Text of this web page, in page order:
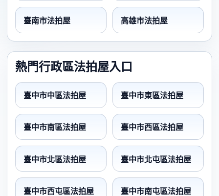
臺南市法拍屋 高雄市法拍屋
熱門行政區法拍屋入口
臺中市中區法拍屋 臺中市東區法拍屋
臺中市南區法拍屋 臺中市西區法拍屋
臺中市北區法拍屋 臺中市北屯區法拍屋
臺中市西屯區法拍屋 臺中市南屯區法拍屋